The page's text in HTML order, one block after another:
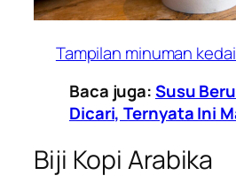
Tampilan minuman
Baca juga:Susu
Dicari, Ternyata Ini
Biji Kopi Arabika